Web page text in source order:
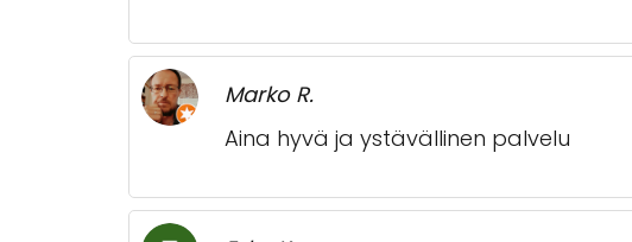
Marko R.
Aina hyvä ja ystävällinen palvelu